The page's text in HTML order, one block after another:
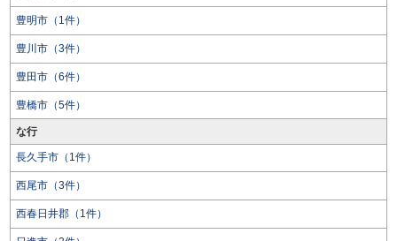
豊明市（1件）
豊川市（3件）
豊田市（6件）
豊橋市（5件）
な行
長久手市（1件）
西尾市（3件）
西春日井郡（1件）